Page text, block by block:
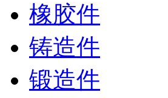
橡胶件
铸造件
锻造件